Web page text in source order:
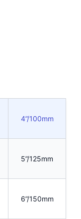
4”/100mm
5”/125mm
6”/150mm